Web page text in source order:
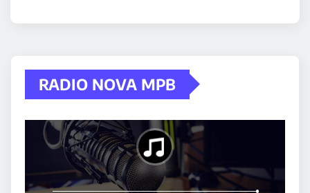
RADIO NOVA MPB